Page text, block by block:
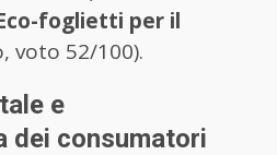
foglietti per il
voto 52/100).
e
dei consumatori